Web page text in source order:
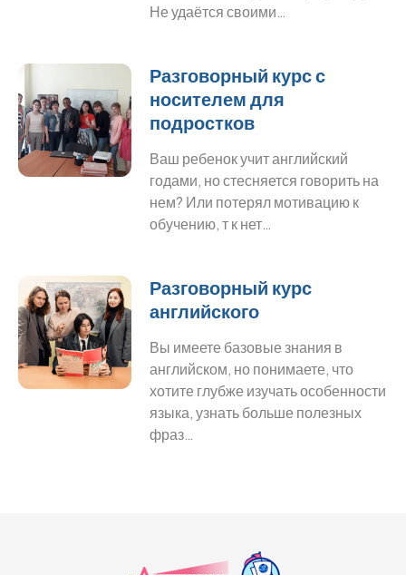
Не удаётся своими…
Разговорный курс с
носителем для
подростков
Ваш ребенок учит английский
годами, но стесняется говорить на
нем? Или потерял мотивацию к
обучению, т к нет…
Разговорный курс
английского
Вы имеете базовые знания в
английском, но понимаете, что
хотите глубже изучать особенности
языка, узнать больше полезных
фраз…